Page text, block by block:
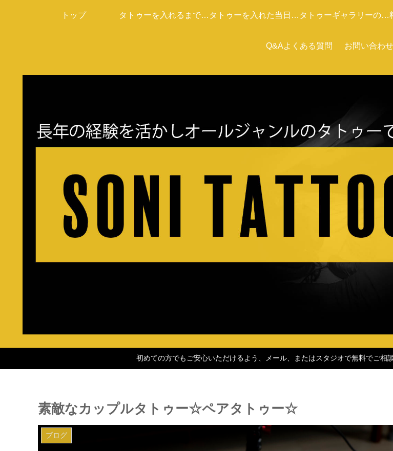
トップ タトゥーを入れるまでの タトゥーを入れた当日の タトゥーギャラリーの紹
介です
Q&Aよくある質問 お問い合わ
た相談の方
初めての方でもご安心いただけるよう、メール、またはスタジオで無料でご相
素敵なカップルタトゥー☆ペアタトゥー☆
ブログ